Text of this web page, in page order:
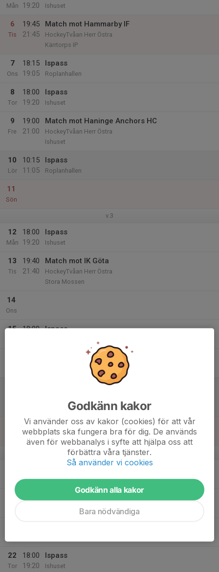
Mån
19:20
Ishuset
6
Tis
19:45
21:45
Match mot Hammarby IF
HockeyTvåan Herr Östra
Kärrtorps IP
7
Ons
18:15
19:05
Ispass
Roplanhallen
8
Tor
18:00
19:20
Ispass
Ishuset
9
Fre
19:00
21:00
Match mot Haninge Anchors HC
HockeyTvåan Herr Östra
Ishuset
10
Lör
10:15
11:05
Ispass
Roplanhallen
11
Sön
v.3
12
Mån
18:00
19:20
Ispass
Ishuset
13
Tis
19:40
21:40
Match mot IK Göta
HockeyTvåan Herr Östra
Stora Mossen
14
Ons
15
18:00
Ispass
Match mot Flemingsbergs IK
v.4
19:20
Ishuset
22
Tor
18:00
19:20
Ispass
Ishuset
Godkänn kakor
Vi använder oss av kakor (cookies) för att vår
webbplats ska fungera bra för dig. De används
även för webbanalys i syfte att hjälpa oss att
förbättra våra tjänster.
Så använder vi cookies
Godkänn alla kakor
Bara nödvändiga